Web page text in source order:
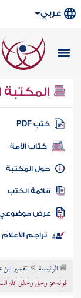
عربي
المكتبة
كتب PDF
كتاب الأمة
المكتبة
الكتب
موضوعي
تراجم الأعلام
الرئيسية تفسير
قوله عز وجل وخلق الله